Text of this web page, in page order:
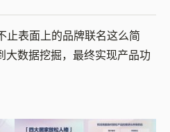
止表面上的品牌联名这么简
大数据挖掘，最终实现产品功